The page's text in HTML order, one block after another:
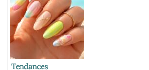
Tendances